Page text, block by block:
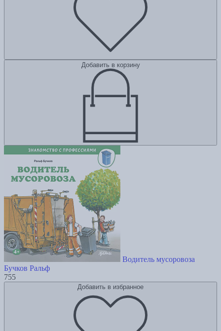
Добавить в корзину
Водитель мусоровоза
Бучков Ральф
755
Добавить в избранное